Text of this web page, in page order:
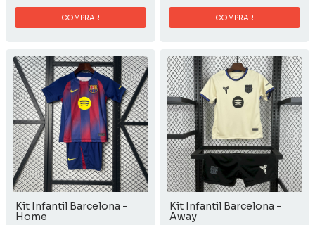
COMPRAR COMPRAR
Kit Infantil Barcelona -
Home
Kit Infantil Barcelona -
Away